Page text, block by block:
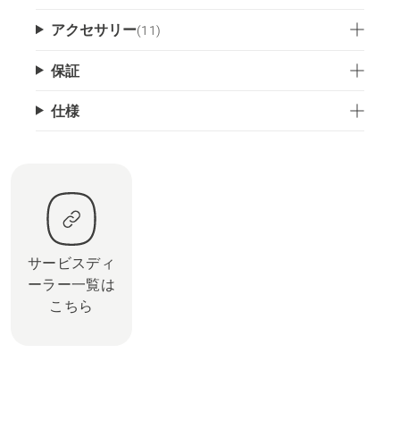
アクセサリー(11)
保証
仕様
サービスディ
ーラー一覧は
こちら